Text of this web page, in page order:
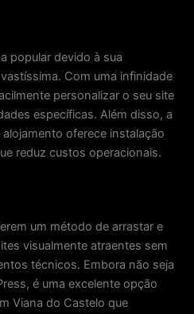
popular devido à sua
Com uma infinidade
personalizar o seu site
específicas. Além disso, a
oferece instalação
reduz custos operacionais.
um método de arrastar e
visualmente atraentes sem
técnicos. Embora não seja
é uma excelente opção
Viana do Castelo que